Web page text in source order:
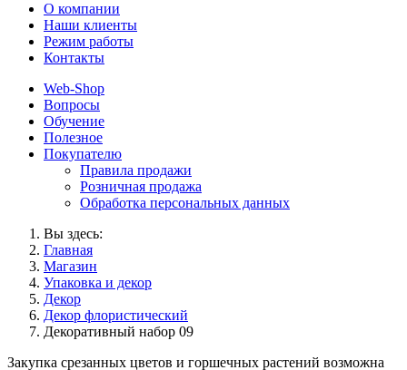
О компании
Наши клиенты
Режим работы
Контакты
Web-Shop
Вопросы
Обучение
Полезное
Покупателю
Правила продажи
Розничная продажа
Обработка персональных данных
Вы здесь:
Главная
Магазин
Упаковка и декор
Декор
Декор флористический
Декоративный набор 09
Закупка срезанных цветов и горшечных растений возможна